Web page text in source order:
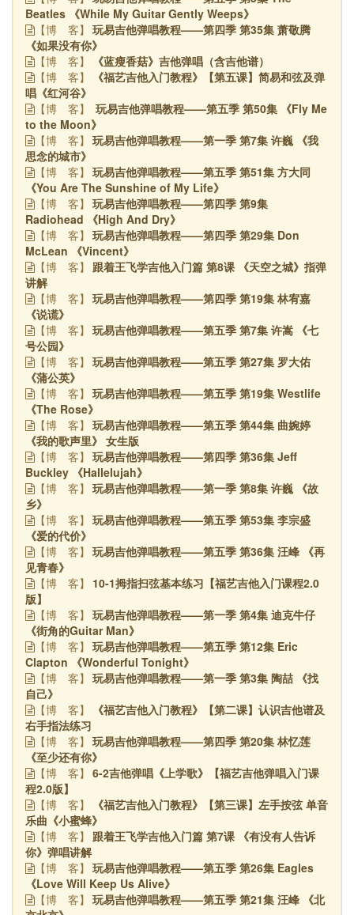
Beatles 《While My Guitar Gently Weeps》
【博 客】
玩易吉他弹唱教程——第四季 第35集 萧敬腾
《如果没有你》
【博 客】 《蓝瘦香菇》吉他弹唱（含吉他谱）
【博 客】
《福艺吉他入门教程》【第五课】简易和弦及弹
唱《红河谷》
【博 客】
玩易吉他弹唱教程——第五季 第50集 《Fly Me
to the Moon》
【博 客】
玩易吉他弹唱教程——第一季 第7集 许巍 《我
思念的城市》
【博 客】
玩易吉他弹唱教程——第五季 第51集 方大同
《You Are The Sunshine of My Life》
【博 客】
玩易吉他弹唱教程——第四季 第9集
Radiohead 《High And Dry》
【博 客】
玩易吉他弹唱教程——第四季 第29集 Don
McLean 《Vincent》
【博 客】
跟着王飞学吉他入门篇 第8课 《天空之城》指弹
讲解
【博 客】
玩易吉他弹唱教程——第四季 第19集 林宥嘉
《说谎》
【博 客】
玩易吉他弹唱教程——第五季 第7集 许嵩 《七
号公园》
【博 客】
玩易吉他弹唱教程——第五季 第27集 罗大佑
《蒲公英》
【博 客】
玩易吉他弹唱教程——第五季 第19集 Westlife
《The Rose》
【博 客】
玩易吉他弹唱教程——第五季 第44集 曲婉婷
《我的歌声里》 女生版
【博 客】
玩易吉他弹唱教程——第四季 第36集 Jeff
Buckley 《Hallelujah》
【博 客】
玩易吉他弹唱教程——第一季 第8集 许巍 《故
乡》
【博 客】
玩易吉他弹唱教程——第五季 第53集 李宗盛
《爱的代价》
【博 客】
玩易吉他弹唱教程——第五季 第36集 汪峰 《再
见青春》
【博 客】
10-1拇指扫弦基本练习【福艺吉他入门课程2.0
版】
【博 客】
玩易吉他弹唱教程——第一季 第4集 迪克牛仔
《街角的Guitar Man》
【博 客】
玩易吉他弹唱教程——第五季 第12集 Eric
Clapton 《Wonderful Tonight》
【博 客】
玩易吉他弹唱教程——第一季 第3集 陶喆 《找
自己》
【博 客】
《福艺吉他入门教程》【第二课】认识吉他谱及
右手指法练习
【博 客】
玩易吉他弹唱教程——第四季 第20集 林忆莲
《至少还有你》
【博 客】
6-2吉他弹唱《上学歌》【福艺吉他弹唱入门课
程2.0版】
【博 客】
《福艺吉他入门教程》【第三课】左手按弦 单音
乐曲《小蜜蜂》
【博 客】
跟着王飞学吉他入门篇 第7课 《有没有人告诉
你》弹唱讲解
【博 客】
玩易吉他弹唱教程——第五季 第26集 Eagles
《Love Will Keep Us Alive》
【博 客】
玩易吉他弹唱教程——第五季 第21集 汪峰 《北